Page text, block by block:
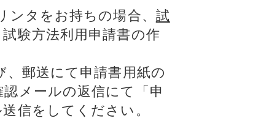
タをお持ちの場合、 試
験方法利用申請書の作
、郵送にて申請書用紙の
メールの返信にて「申
信をしてください。